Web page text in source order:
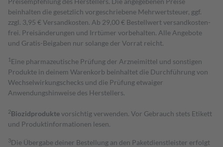
beinhalten die gesetzlich vorgeschriebene Mehrwertsteuer, ggf.
zzgl. 3,95 € Versandkosten. Ab 29,00 € Bestell­wert versand­kosten­
frei. Preisänderungen und Irrtümer vorbehalten. Alle Angebote
und Gratis-Beigaben nur solange der Vorrat reicht.
1 Eine pharmazeutische Prüfung der Arzneimittel und sonstigen
Produkte in deinem Warenkorb beinhaltet die Durchführung von
Wechselwirkungschecks und die Prüfung etwaiger
Anwendungshinweise des Herstellers.
2Biozidproduktevorsichtig verwenden. Vor Gebrauch stets Etikett
und Produktinformationen lesen.
3Die Übergabe deiner Bestellung an den Paketdienstleister erfolgt